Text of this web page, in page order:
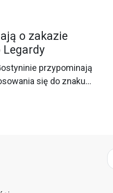
o zakazie
przypominają
się do znaku